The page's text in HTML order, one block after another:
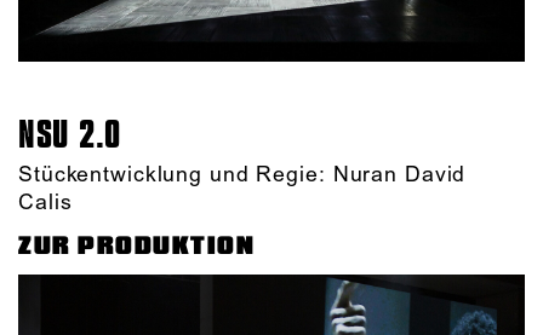
NSU 2.0
Stückentwicklung und Regie: Nuran David
Calis
ZUR PRODUKTION